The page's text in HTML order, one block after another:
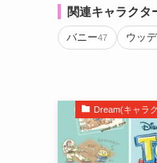
関連キャラクタ
バニー47 ウッ
Dream(キャラ